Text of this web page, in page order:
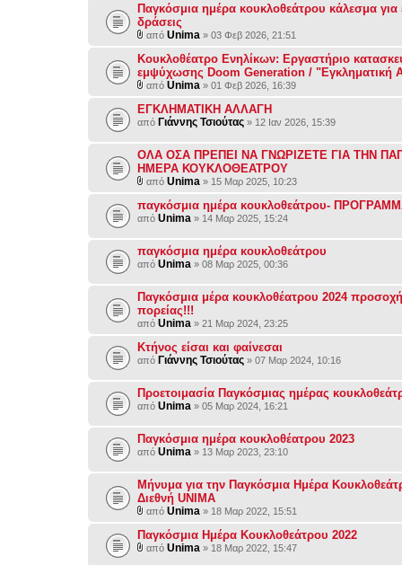
Παγκόσμια ημέρα κουκλοθεάτρου κάλεσμα για
δράσεις
από Unima » 03 Φεβ 2026, 21:51
Κουκλοθέατρο Ενηλίκων: Εργαστήριο
εμψύχωσης Doom Generation / "Εγκληματική
από Unima » 01 Φεβ 2026, 16:39
ΕΓΚΛΗΜΑΤΙΚΗ ΑΛΛΑΓΗ
από Γιάννης Τσιούτας » 12 Ιαν 2026, 15:39
ΟΛΑ ΟΣΑ ΠΡΕΠΕΙ ΝΑ ΓΝΩΡΙΖΕΤΕ ΓΙΑ ΤΗΝ
ΗΜΕΡΑ ΚΟΥΚΛΟΘΕΑΤΡΟΥ
από Unima » 15 Μαρ 2025, 10:23
παγκόσμια ημέρα κουκλοθεάτρου-
από Unima » 14 Μαρ 2025, 15:24
παγκόσμια ημέρα κουκλοθεάτρου
από Unima » 08 Μαρ 2025, 00:36
Παγκόσμια μέρα κουκλοθέατρου 2024
πορείας!!!
από Unima » 21 Μαρ 2024, 23:25
Κτήνος είσαι και φαίνεσαι
από Γιάννης Τσιούτας » 07 Μαρ 2024, 10:16
Προετοιμασία Παγκόσμιας ημέρας
από Unima » 05 Μαρ 2024, 16:21
Παγκόσμια ημέρα κουκλοθέατρου 2023
από Unima » 13 Μαρ 2023, 23:10
Μήνυμα για την Παγκόσμια Ημέρα
Διεθνή UNIMA
από Unima » 18 Μαρ 2022, 15:51
Παγκόσμια Ημέρα Κουκλοθεάτρου 2022
από Unima » 18 Μαρ 2022, 15:47